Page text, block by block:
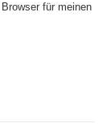
für meinen